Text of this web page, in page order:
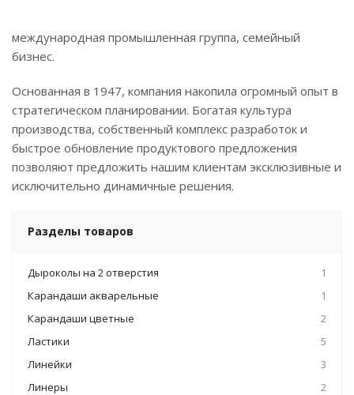
международная промышленная группа, семейный
бизнес.
Основанная в 1947, компания накопила огромный опыт в
стратегическом планировании. Богатая культура
производства, собственный комплекс разработок и
быстрое обновление продуктового предложения
позволяют предложить нашим клиентам эксклюзивные и
исключительно динамичные решения.
Разделы товаров
Дыроколы на 2 отверстия
1
Карандаши акварельные
1
Карандаши цветные
2
Ластики
5
Линейки
3
Линеры
2